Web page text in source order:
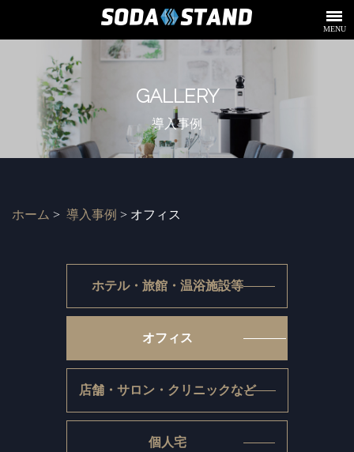
MENU
GALLERY
導入事例
ホーム > 導入事例 > オフィス
ホテル・旅館・温浴施設等
オフィス
店舗・サロン・クリニックなど
個人宅